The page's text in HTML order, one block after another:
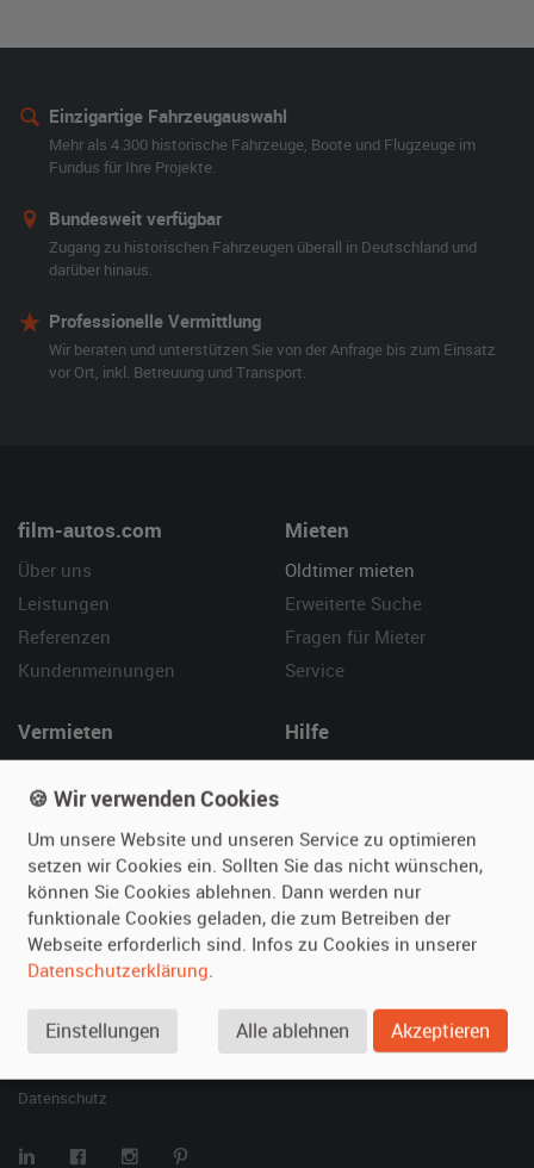
Einzigartige Fahrzeugauswahl
Mehr als 4.300 historische Fahrzeuge, Boote und Flugzeuge im
Fundus für Ihre Projekte.
Bundesweit verfügbar
Zugang zu historischen Fahrzeugen überall in Deutschland und
darüber hinaus.
Professionelle Vermittlung
Wir beraten und unterstützen Sie von der Anfrage bis zum Einsatz
vor Ort, inkl. Betreuung und Transport.
film-autos.com
Über uns
Leistungen
Referenzen
Kundenmeinungen
Mieten
Oldtimer mieten
Erweiterte Suche
Fragen für Mieter
Service
Vermieten
Fotos senden
Fragen für Vermieter
Inserat verwalten
Hilfe
Kontakt
SPECIAL
Berühmte Filmautos –
Datenschutz
🍪 Wir verwenden Cookies
Um unsere Website und unseren Service zu optimieren
setzen wir Cookies ein. Sollten Sie das nicht wünschen,
können Sie Cookies ablehnen. Dann werden nur
funktionale Cookies geladen, die zum Betreiben der
Webseite erforderlich sind. Infos zu Cookies in unserer
Datenschutzerklärung.
Einstellungen Alle ablehnen Akzeptieren